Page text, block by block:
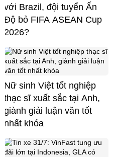
với Brazil, đội tuyển Ấn
Độ bỏ FIFA ASEAN Cup
2026?
Nữ sinh Việt tốt nghiệp
thạc sĩ xuất sắc tại Anh,
giành giải luận văn tốt
nhất khóa